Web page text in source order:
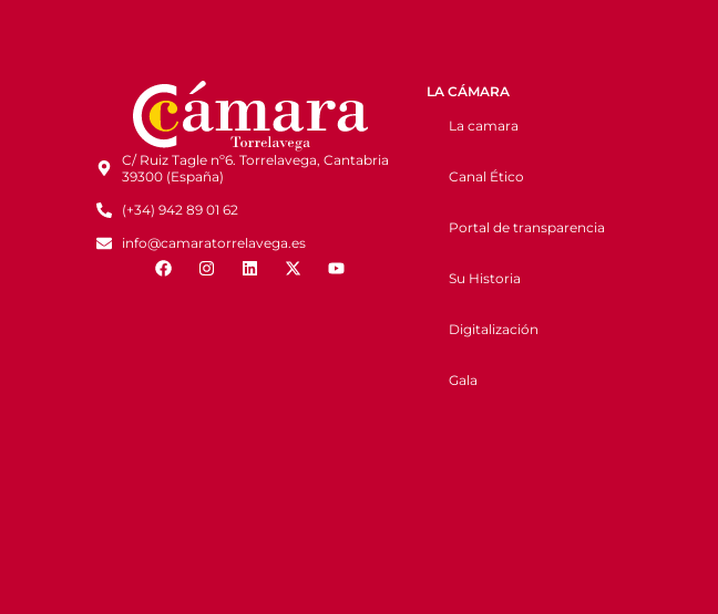
C/ Ruiz Tagle nº6. Torrelavega, Cantabria
39300 (España)
(+34) 942 89 01 62
info@camaratorrelavega.es
LA CÁMARA
La camara
Canal Ético
Portal de transparencia
Su Historia
Digitalización
Gala